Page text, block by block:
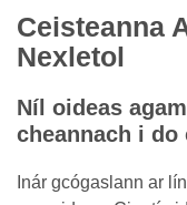
Ceisteanna
Nexletol
Níl oideas
cheannach i do
Inár gcógaslann ar